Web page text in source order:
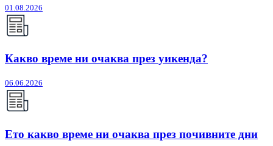
01.08.2026
Какво време ни очаква през уикенда?
06.06.2026
Ето какво време ни очаква през почивните дни